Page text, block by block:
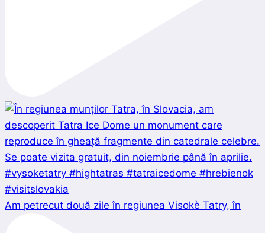
Am petrecut două zile în regiunea Visokè Tatry, în